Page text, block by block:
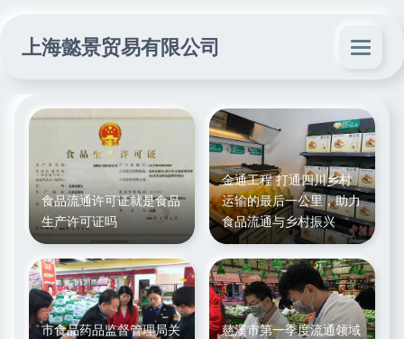
上海懿景贸易有限公司
食品流通许可证就是食品
生产许可证吗
金通工程 打通四川乡村
运输的最后一公里，助力
食品流通与乡村振兴
市食品药品监督管理局关
慈溪市第一季度流通领域